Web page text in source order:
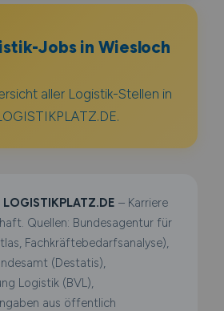
Jobs in Wiesloch
aller Logistik-Stellen in
– Karriere
Quellen: Bundesagentur für
Fachkräftebedarfsanalyse),
(Destatis),
Logistik (BVL),
aus öffentlich